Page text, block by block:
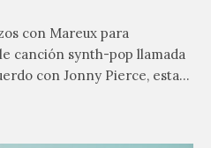
con Mareux para
canción synth-pop llamada
con Jonny Pierce, esta